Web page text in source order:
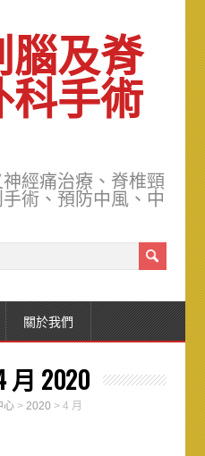
及脊
手術
經痛治療、脊椎頸
術、預防中風、中
關於我們
月 2020
心> 2020 > 4 月